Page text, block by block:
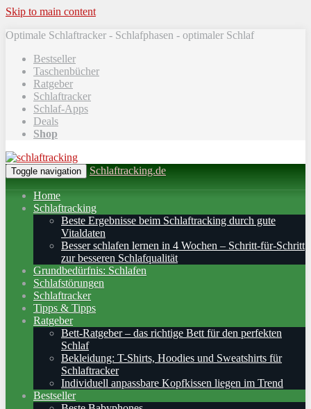
Skip to main content
Optimale Schlaftracker - Schlafphasen - optimaler Schlaf
Bestseller
Taschenbücher
Ratgeber
Schlaftracker
Schlaf-Apps
Deals
Shop
Toggle navigation Schlaftracking.de
Home
Schlaftracking
Beste Ergebnisse beim Schlaftracking durch gute
Vitaldaten
Besser schlafen lernen in 4 Wochen – Schritt‑für‑Schritt
zur besseren Schlafqualität
Grundbedürfnis: Schlafen
Schlafstörungen
Schlaftracker
Tipps & Tipps
Ratgeber
Bett-Ratgeber – das richtige Bett für den perfekten
Schlaf
Bekleidung: T-Shirts, Hoodies und Sweatshirts für
Schlaftracker
Individuell anpassbare Kopfkissen liegen im Trend
Bestseller